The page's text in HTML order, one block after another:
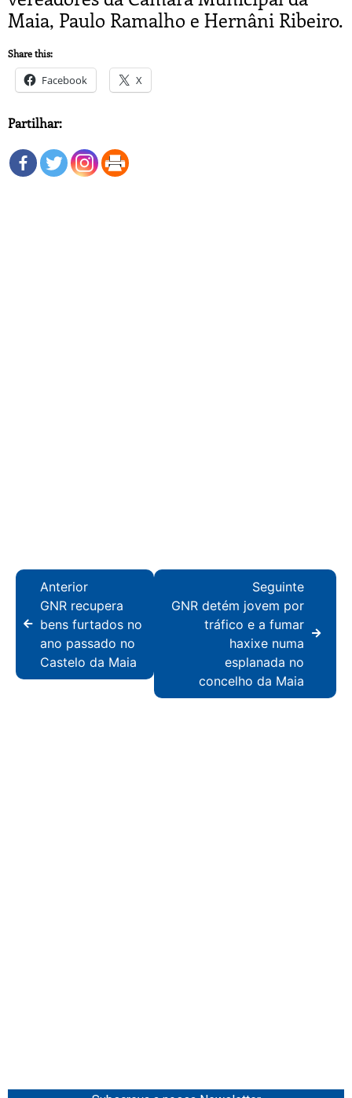
Maia, Paulo Ramalho e Hernâni Ribeiro.
Share this:
Facebook X
Partilhar:
Anterior
GNR recupera
bens furtados no
ano passado no
Castelo da Maia
Seguinte
GNR detém jovem por
tráfico e a fumar
haxixe numa
esplanada no
concelho da Maia